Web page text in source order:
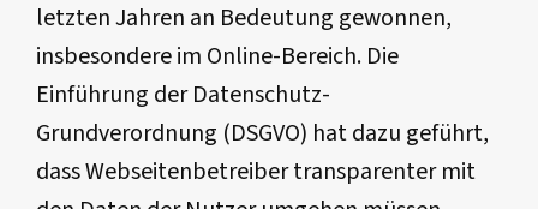
letzten Jahren an Bedeutung gewonnen,
insbesondere im Online-Bereich. Die
Einführung der Datenschutz-
Grundverordnung (DSGVO) hat dazu geführt,
dass Webseitenbetreiber transparenter mit